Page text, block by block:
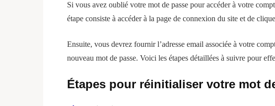
Si vous avez oublié votre mot de passe pour accéder à votre
étape consiste à accéder à la page de connexion du site et de
Ensuite, vous devrez fournir l’adresse email associée à votre
nouveau mot de passe. Voici les étapes détaillées à suivre pour
Étapes pour réinitialiser votre mot